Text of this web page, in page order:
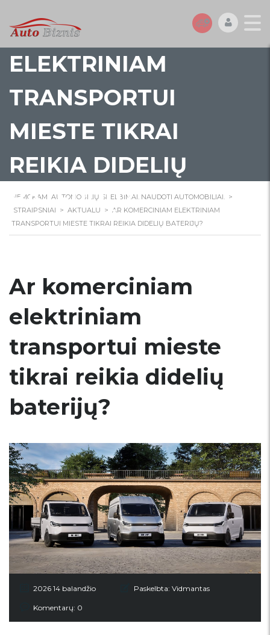
AR KOMERCINIAM
ELEKTRINIAM
TRANSPORTUI
MIESTE TIKRAI
REIKIA DIDELIŲ
BATERIJŲ?
NEMOKAMI AUTOMOBILIŲ SKELBIMAI. NAUDOTI AUTOMOBILIAI. >
STRAIPSNIAI > AKTUALU > AR KOMERCINIAM ELEKTRINIAM
TRANSPORTUI MIESTE TIKRAI REIKIA DIDELIŲ BATERIJŲ?
Ar komerciniam
elektriniam
transportui mieste
tikrai reikia didelių
baterijų?
2026 14 balandžio Paskelbta: Vidmantas
Komentarų: 0